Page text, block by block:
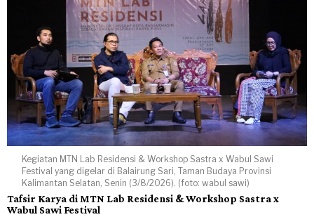
Kegiatan MTN Lab Residensi & Workshop Sastra x Wabul Sawi
Festival yang digelar di Balairung Sari, Taman Budaya Provinsi
Kalimantan Selatan, Senin (3/8/2026). (foto: wabul sawi)
Tafsir Karya di MTN Lab Residensi & Workshop Sastra x
Wabul Sawi Festival